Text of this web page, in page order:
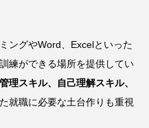
ングやWord、Excelといった
練ができる場所を提供してい
理スキル、自己理解スキル、
就職に必要な土台作りも重視